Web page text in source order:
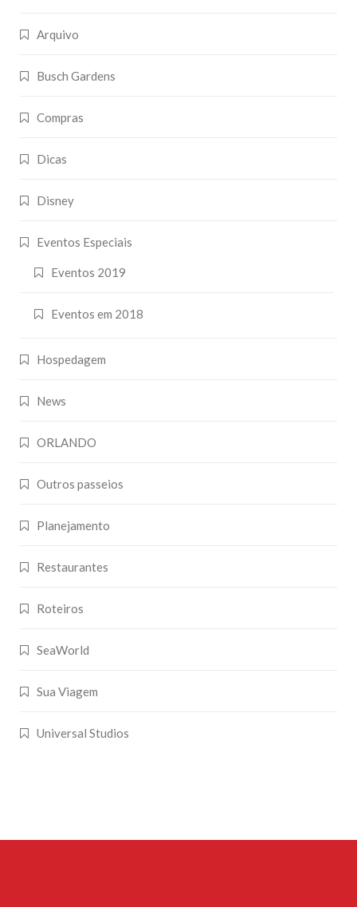
Arquivo
Busch Gardens
Compras
Dicas
Disney
Eventos Especiais
Eventos 2019
Eventos em 2018
Hospedagem
News
ORLANDO
Outros passeios
Planejamento
Restaurantes
Roteiros
SeaWorld
Sua Viagem
Universal Studios